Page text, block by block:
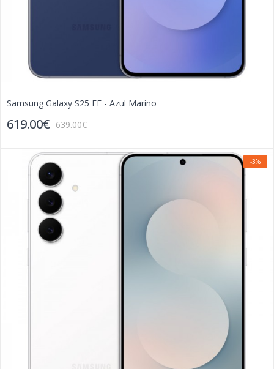
Samsung Galaxy S25 FE - Azul Marino
619.00€ 639.00€
-3%